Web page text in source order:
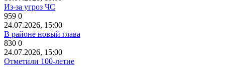
Из-за угроз ЧС
959 0
24.07.2026, 15:00
В районе новый глава
830 0
24.07.2026, 15:00
Отметили 100-летие